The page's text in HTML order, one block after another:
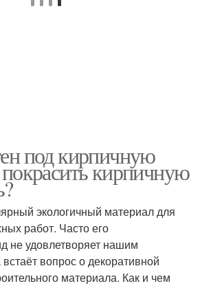
под кирпичную
кирпичную
экологичный материал для
работ. Часто его
не удовлетворяет нашим
вопрос о декоративной
материала. Как и чем